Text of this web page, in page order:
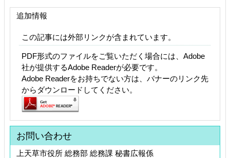
追加情報
この記事には外部リンクが含まれています。
PDF形式のファイルをご覧いただく場合には、Adobe
社が提供するAdobe Readerが必要です。
Adobe Readerをお持ちでない方は、バナーのリンク先
からダウンロードしてください。
お問い合わせ
上天草市役所 総務部 総務課 秘書広報係